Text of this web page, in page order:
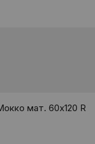
мат. 60x120 R